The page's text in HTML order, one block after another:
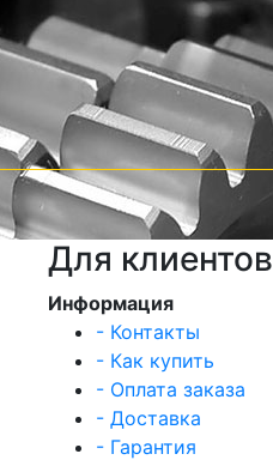
Для клиентов
Информация
- Контакты
- Как купить
- Оплата заказа
- Доставка
- Гарантия